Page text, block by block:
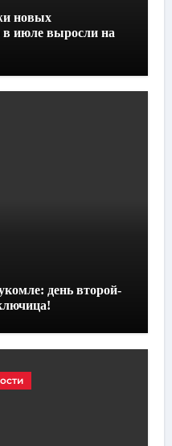
новых
в июле выросли на
день второй-